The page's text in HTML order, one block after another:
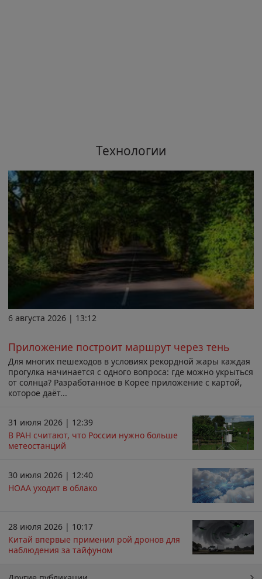
Технологии
6 августа 2026 | 13:12
Приложение построит маршрут через тень
Для многих пешеходов в условиях рекордной жары каждая
прогулка начинается с одного вопроса: где можно укрыться
от солнца? Разработанное в Корее приложение с картой,
которое даёт...
31 июля 2026 | 12:39
В РАН считают, что России нужно больше
метеостанций
30 июля 2026 | 12:40
НОАА уходит в облако
28 июля 2026 | 10:17
Китай впервые применил рой дронов для
наблюдения за тайфуном